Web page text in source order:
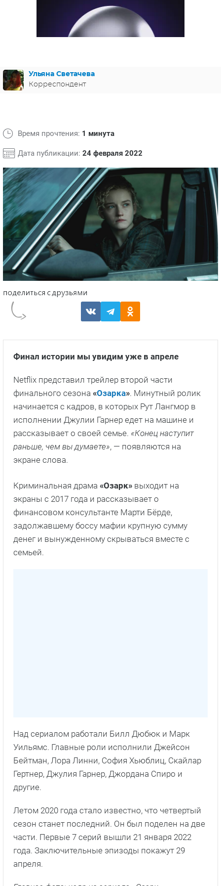
ФРАНЦИЯ
Ульяна Светачева
Корреспондент
Время прочтения: 1 минута
Дата публикации: 24 февраля 2022
Финал истории мы увидим уже в апреле
Netflix представил трейлер второй части
финального сезона «Озарка». Минутный ролик
начинается с кадров, в которых Рут Лангмор в
исполнении Джулии Гарнер едет на машине и
рассказывает о своей семье. «Конец наступит
раньше, чем вы думаете», — появляются на
экране слова.
Криминальная драма «Озарк» выходит на
экраны с 2017 года и рассказывает о
финансовом консультанте Марти Бёрде,
задолжавшему боссу мафии крупную сумму
денег и вынужденному скрываться вместе с
семьей.
Над сериалом работали Билл Дюбюк и Марк
Уильямс. Главные роли исполнили Джейсон
Бейтман, Лора Линни, София Хьюблиц, Скайлар
Гертнер, Джулия Гарнер, Джордана Спиро и
другие.
Летом 2020 года стало известно, что четвертый
сезон станет последний. Он был поделен на две
части. Первые 7 серий вышли 21 января 2022
года. Заключительные эпизоды покажут 29
апреля.